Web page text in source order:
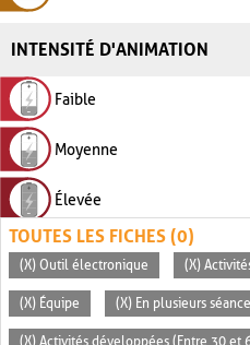
INTENSITÉ D'ANIMATION
Faible
Moyenne
Élevée
TOUTES LES FICHES (0)
(X) Outil électronique (X)
(X) Équipe (X) En plusieurs
(X) Activités développées (Entre 30 et